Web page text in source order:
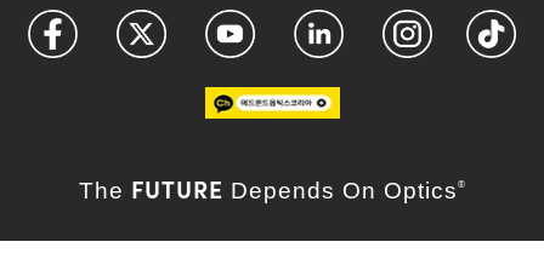
The FUTURE Depends On Optics ®